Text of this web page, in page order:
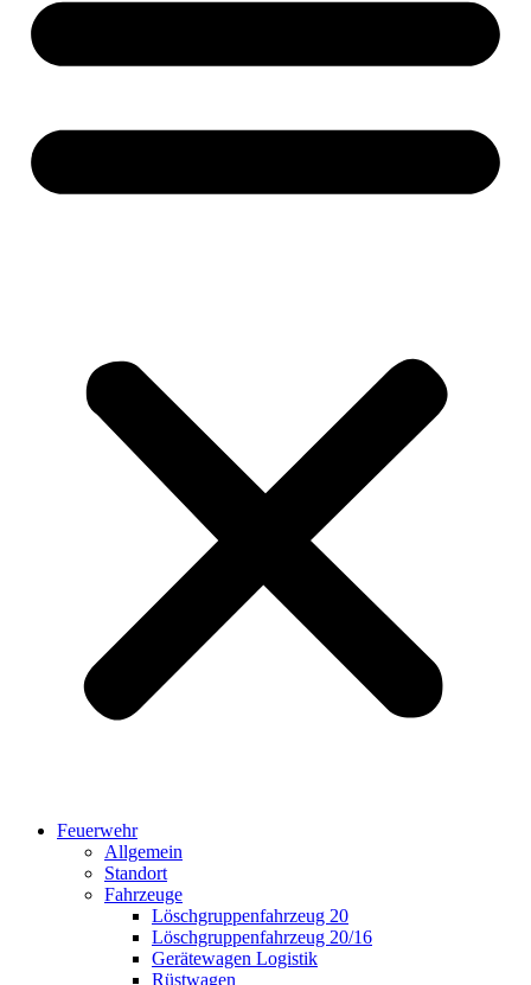
Feuerwehr
Allgemein
Standort
Fahrzeuge
Löschgruppen­fahrzeug 20
Lösch­gruppen­fahrzeug 20/16
Geräte­wagen Logistik
Rüst­wagen